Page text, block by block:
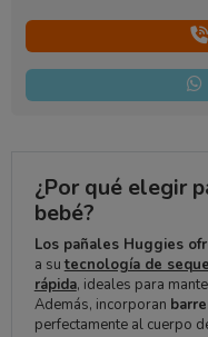
¿Por qué elegir
bebé?
Los pañales Huggies
a su tecnología de
rápida, ideales para
Además, incorporan
perfectamente al cuerpo